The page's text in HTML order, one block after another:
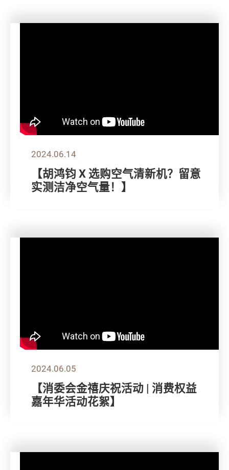
2024.06.14
【胡鸿钧 X 选购空气清新机？留意
实测洁净空气量！】
2024.06.05
【消委会金禧庆祝活动 | 消费权益
嘉年华活动花絮】